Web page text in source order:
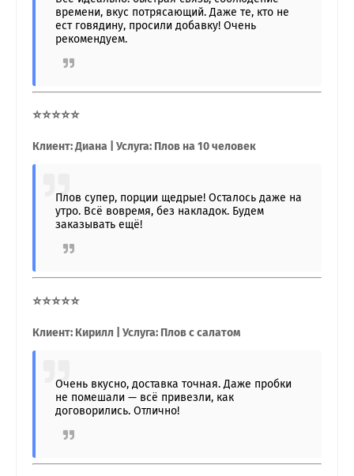
времени, вкус потрясающий. Даже те, кто не
ест говядину, просили добавку! Очень
рекомендуем.
⭐⭐⭐⭐⭐
Клиент: Диана | Услуга: Плов на 10 человек
Плов супер, порции щедрые! Осталось даже на
утро. Всё вовремя, без накладок. Будем
заказывать ещё!
⭐⭐⭐⭐⭐
Клиент: Кирилл | Услуга: Плов с салатом
Очень вкусно, доставка точная. Даже пробки
не помешали — всё привезли, как
договорились. Отлично!